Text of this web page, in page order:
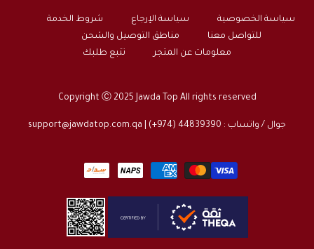
سياسة الخصوصية سياسة الإرجاع
شروط الخدمة
للتواصل معنا
مناطق التوصيل والشحن
معلومات عن المتجر
تتبع طلبك
Copyright Ⓒ 2025 Jawda Top All rights reserved
جوال / واتساب : 44839390 (974+) | support@jawdatop.com.qa